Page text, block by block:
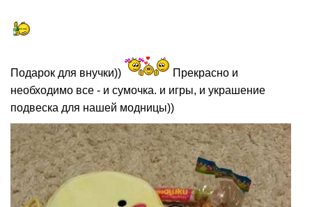
Подарок для внучки))
Прекрасно и
необходимо все - и сумочка. и игры, и украшение
подвеска для нашей модницы))